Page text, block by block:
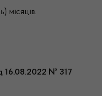
16.08.2022 № 317